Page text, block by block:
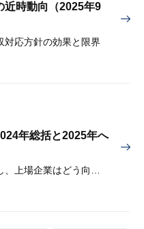
近時動向（2025年9
対応方針の効果と限界
年総括と2025年へ
「弱肉強食化」する株式市場に対し、上場企業はどう向き合うか